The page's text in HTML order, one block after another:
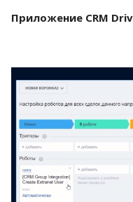
Приложение CRM